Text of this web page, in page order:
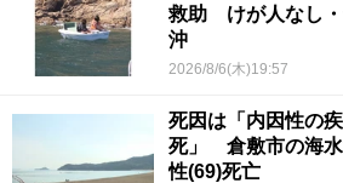
救助 けが人なし・
沖
2026/8/6(木)19:57
死因は「内因性の
死」 倉敷市の海
性(69)死亡